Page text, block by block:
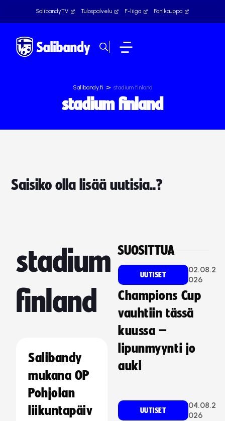
SalibandyTV Tulospalvelu F-liiga Fanikauppa
Salibandy.fi > stadium finland
stadium finland
Saisiko olla lisää uutisia..?
stadium
finland
Salibandy
mukana OP
Pohjolan
liikuntapäiv
SUOSITTUA
UUTISET
02.08.2
026
Champions Cup
vauhtiin tässä
kuussa –
lipunmyynti jo
auki
UUTISET
04.08.2
026